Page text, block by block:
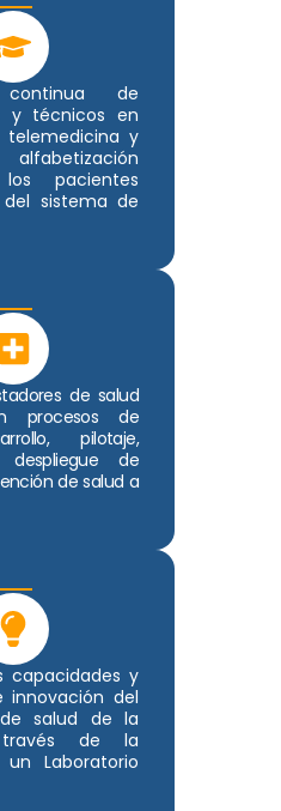
continua de
y técnicos en
y
pacientes
del sistema de
de salud
procesos de
pilotaje,
de
de salud a
capacidades y
innovación del
salud de la
de la
Laboratorio